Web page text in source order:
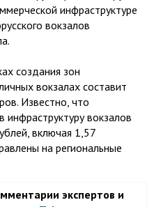
инфраструктуре
вокзалов
создания зон
вокзалах составит
Известно, что
инфраструктуру вокзалов
включая 1,57
на региональные
экспертов и